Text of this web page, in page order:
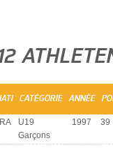
CATÉGORIE ANNÉE
U19
Garçons
1997 39